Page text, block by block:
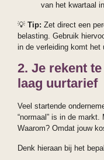
van het kwartaal
💡 Tip: Zet direct een
belasting. Gebruik
in de verleiding komt het
2. Je rekent
laag uurtarief
Veel startende
“normaal” is in de
Waarom? Omdat jouw
Denk hieraan bij het